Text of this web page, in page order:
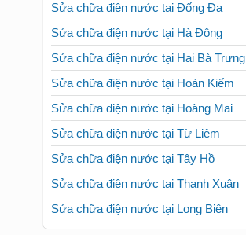
Sửa chữa điện nước tại Đống Đa
Sửa chữa điện nước tại Hà Đông
Sửa chữa điện nước tại Hai Bà Trưng
Sửa chữa điện nước tại Hoàn Kiếm
Sửa chữa điện nước tại Hoàng Mai
Sửa chữa điện nước tại Từ Liêm
Sửa chữa điện nước tại Tây Hồ
Sửa chữa điện nước tại Thanh Xuân
Sửa chữa điện nước tại Long Biên